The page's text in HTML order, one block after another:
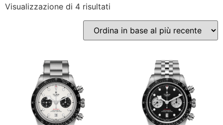
Visualizzazione di 4 risultati